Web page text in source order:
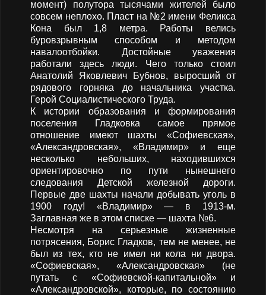
момент) полутора тысячами жителей было
совсем неплохо. Пласт на №2 имени Феликса
Кона был 1,8 метра. Работы велись
буровзрывным способом и методом
навалоотбойки. Достойные уважения
работали здесь люди. Чего только стоил
Анатолий Яковлевич Бубнов, выросший от
рядового горняка до начальника участка.
Герой Социалистического Труда.
К истории образования и формирования
поселения Гладковка самое прямое
отношение имеют шахты «Софиевская»,
«Александровская», «Владимир» и еще
несколько небольших, находившихся
ориентировочно по пути нынешнего
следования Детской железной дороги.
Первые две шахты начали добывать уголь в
1900 году! «Владимир» — в 1913-м.
Заглавная же в этом списке — шахта №6.
Несмотря на серьезные жизненные
потрясения, Борис Гладков, тем не менее, не
был из тех, кто не имел ни кола ни двора.
«Софиевская», «Александровская» (не
путать с «Софиевской-капитальной» и
«Александровской», которые, по состоянию